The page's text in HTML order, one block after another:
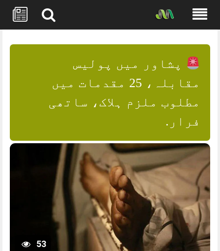
content
پشاور میں پولیس
مقابلہ، 25 مقدمات میں
مطلوب ملزم ہلاک، ساتھی
فرار.
53